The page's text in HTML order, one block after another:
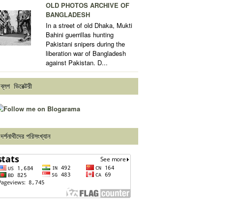
OLD PHOTOS ARCHIVE OF
BANGLADESH
In a street of old Dhaka, Mukti
Bahini guerrillas hunting
Pakistani snipers during the
liberation war of Bangladesh
against Pakistan. D...
ব্লগ ‍ ডিরেক্টরী
দর্শনাথীদের পরিসংখ্যান